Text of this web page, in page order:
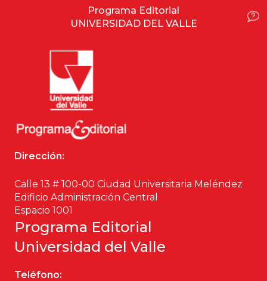
Matemáticas
Medicina
Medioambiente
Periodismo
Política y gobierno
Programa Editorial
UNIVERSIDAD DEL VALLE
Dirección:
Calle 13 # 100-00 Ciudad Universitaria Meléndez
Edificio Administración Central
Espacio 1001
Programa Editorial
Universidad del Valle
Teléfono: